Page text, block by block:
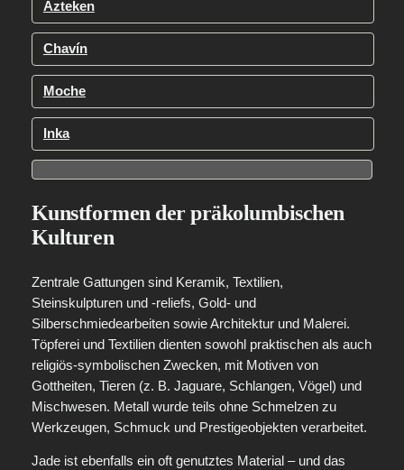
Azteken
Chavín
Moche
Inka
Kunstformen der präkolumbischen
Kulturen
Zentrale Gattungen sind Keramik, Textilien,
Steinskulpturen und ‑reliefs, Gold‑ und
Silberschmiedearbeiten sowie Architektur und Malerei.
Töpferei und Textilien dienten sowohl praktischen als auch
religiös‑symbolischen Zwecken, mit Motiven von
Gottheiten, Tieren (z. B. Jaguare, Schlangen, Vögel) und
Mischwesen. Metall wurde teils ohne Schmelzen zu
Werkzeugen, Schmuck und Prestigeobjekten verarbeitet.
Jade ist ebenfalls ein oft genutztes Material – und das